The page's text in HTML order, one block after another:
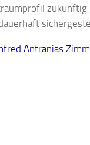
zukünftig
Antranias